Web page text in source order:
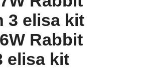
3 elisa kit
Rabbit
elisa kit